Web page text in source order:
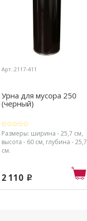
Арт.:2117-411
Урна для мусора 250
(черный)
Размеры: ширина - 25,7 см,
высота - 60 см, глубина - 25,7
см.
2 110 p